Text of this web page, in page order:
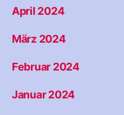
April 2024
März 2024
Februar 2024
Januar 2024